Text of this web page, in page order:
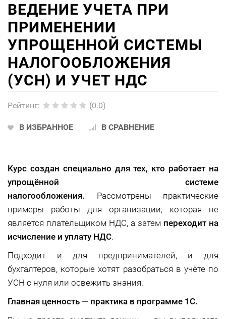
ВЕДЕНИЕ УЧЕТА ПРИ
ПРИМЕНЕНИИ
УПРОЩЕННОЙ СИСТЕМЫ
НАЛОГООБЛОЖЕНИЯ
(УСН) И УЧЕТ НДС
Рейтинг: (0.0)
В ИЗБРАННОЕ В СРАВНЕНИЕ
Курс создан специально для тех, кто работает на
упрощённой системе
налогообложения. Рассмотрены практические
примеры работы для организации, которая не
является плательщиком НДС, а затем переходит на
исчисление и уплату НДС.
Подходит и для предпринимателей, и для
бухгалтеров, которые хотят разобраться в учёте по
УСН с нуля или освежить знания.
Главная ценность — практика в программе 1С.